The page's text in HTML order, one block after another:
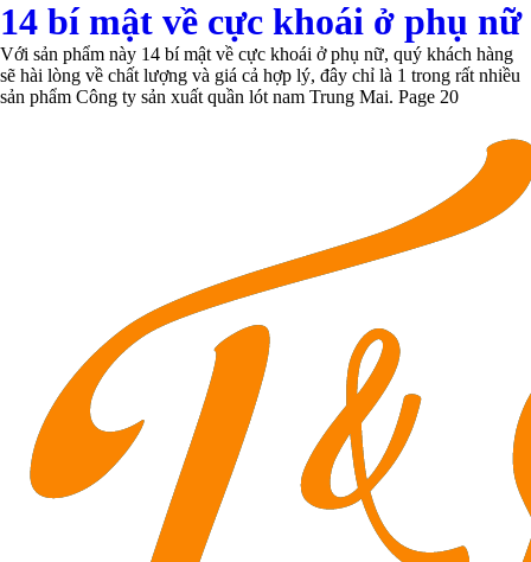
14 bí mật về cực khoái ở phụ nữ
Với sản phẩm này 14 bí mật về cực khoái ở phụ nữ, quý khách hàng
sẽ hài lòng về chất lượng và giá cả hợp lý, đây chỉ là 1 trong rất nhiều
sản phẩm Công ty sản xuất quần lót nam Trung Mai. Page 20